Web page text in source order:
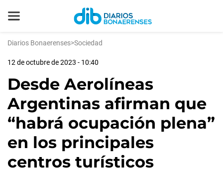
Diarios Bonaerenses>Sociedad
12 de octubre de 2023 - 10:40
Desde Aerolíneas
Argentinas afirman que
“habrá ocupación plena”
en los principales
centros turísticos